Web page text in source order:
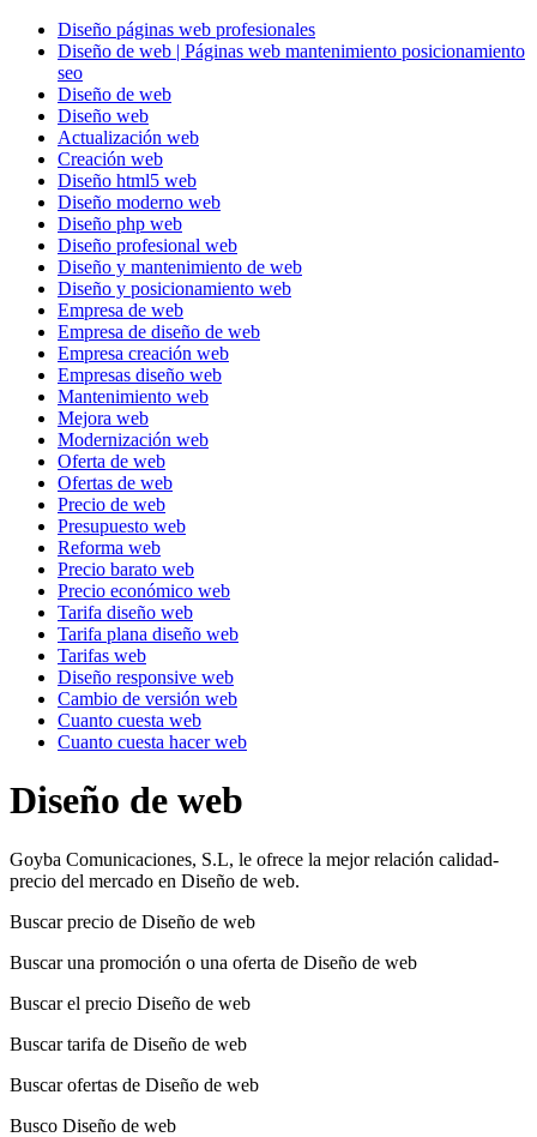
Diseño páginas web profesionales
Diseño de web | Páginas web mantenimiento posicionamiento
seo
Diseño de web
Diseño web
Actualización web
Creación web
Diseño html5 web
Diseño moderno web
Diseño php web
Diseño profesional web
Diseño y mantenimiento de web
Diseño y posicionamiento web
Empresa de web
Empresa de diseño de web
Empresa creación web
Empresas diseño web
Mantenimiento web
Mejora web
Modernización web
Oferta de web
Ofertas de web
Precio de web
Presupuesto web
Reforma web
Precio barato web
Precio económico web
Tarifa diseño web
Tarifa plana diseño web
Tarifas web
Diseño responsive web
Cambio de versión web
Cuanto cuesta web
Cuanto cuesta hacer web
Diseño de web
Goyba Comunicaciones, S.L, le ofrece la mejor relación calidad-
precio del mercado en Diseño de web.
Buscar precio de Diseño de web
Buscar una promoción o una oferta de Diseño de web
Buscar el precio Diseño de web
Buscar tarifa de Diseño de web
Buscar ofertas de Diseño de web
Busco Diseño de web